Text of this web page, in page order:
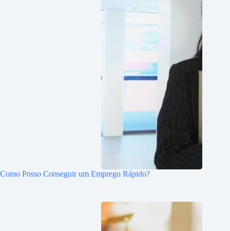
Como Posso Conseguir um Emprego Rápido?